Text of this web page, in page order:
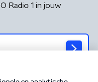
Radio 1 in jouw